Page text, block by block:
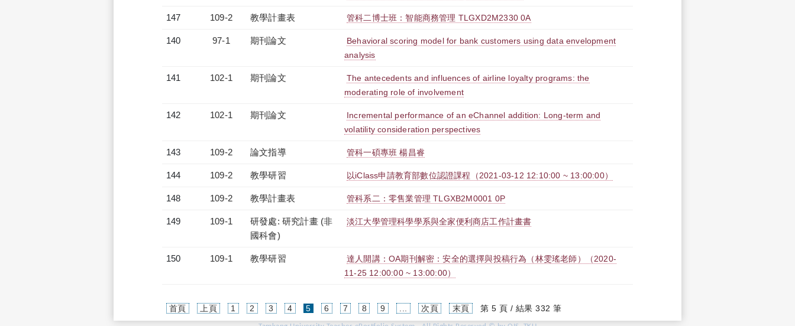
147 109-2 教學計畫表 管科二博士班：智能商務管理 TLGXD2M2330 0A
140 97-1 期刊論文
Behavioral scoring model for bank customers using data envelopment
analysis
141 102-1 期刊論文
The antecedents and influences of airline loyalty programs: the
moderating role of involvement
142 102-1 期刊論文
Incremental performance of an eChannel addition: Long-term and
volatility consideration perspectives
143 109-2 論文指導 管科一碩專班 楊昌睿
144 109-2 教學研習 以iClass申請教育部數位認證課程（2021-03-12 12:10:00 ~ 13:00:00）
148 109-2 教學計畫表 管科系二：零售業管理 TLGXB2M0001 0P
149 109-1
研發處: 研究計畫 (非
國科會)
淡江大學管理科學學系與全家便利商店工作計畫書
150 109-1 教學研習
達人開講：OA期刊解密：安全的選擇與投稿行為（林雯瑤老師）（2020-
11-25 12:00:00 ~ 13:00:00）
首頁 上頁 1 2 3 4 5(current)
6 7 8 9 次頁 末頁 第 5 頁 / 結果 332 筆